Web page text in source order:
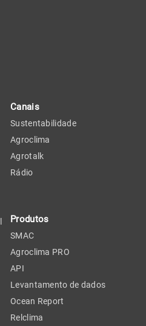
Canais
Sustentabilidade
Agroclima
Agrotalk
Rádio
Produtos
SMAC
Agroclima PRO
API
Levantamento de dados
Ocean Report
Relclima